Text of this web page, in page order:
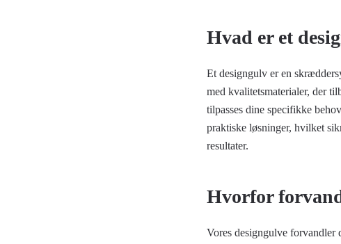
Hvad er et
Et designgulv er en
med kvalitetsmaterialer, der
tilpasses dine specifikke
praktiske løsninger, hvilket
resultater.
Hvorfor
Vores designgulve forvandler